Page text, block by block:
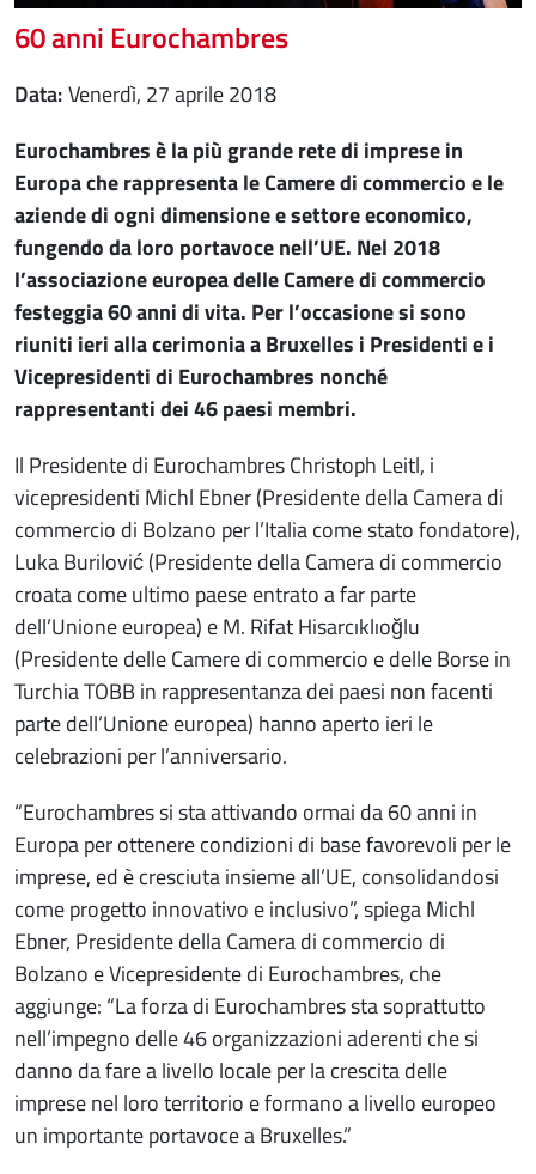
60 anni Eurochambres
Data
venerdì, 27 aprile 2018
Eurochambres è la più grande rete di imprese in
Europa che rappresenta le Camere di commercio e le
aziende di ogni dimensione e settore economico,
fungendo da loro portavoce nell’UE. Nel 2018
l’associazione europea delle Camere di commercio
festeggia 60 anni di vita. Per l’occasione si sono
riuniti ieri alla cerimonia a Bruxelles i Presidenti e i
Vicepresidenti di Eurochambres nonché
rappresentanti dei 46 paesi membri.
Il Presidente di Eurochambres Christoph Leitl, i
vicepresidenti Michl Ebner (Presidente della Camera di
commercio di Bolzano per l’Italia come stato fondatore),
Luka Burilović (Presidente della Camera di commercio
croata come ultimo paese entrato a far parte
dell’Unione europea) e M. Rifat Hisarcıklıoğlu
(Presidente delle Camere di commercio e delle Borse in
Turchia TOBB in rappresentanza dei paesi non facenti
parte dell’Unione europea) hanno aperto ieri le
celebrazioni per l’anniversario.
“Eurochambres si sta attivando ormai da 60 anni in
Europa per ottenere condizioni di base favorevoli per le
imprese, ed è cresciuta insieme all’UE, consolidandosi
come progetto innovativo e inclusivo”, spiega Michl
Ebner, Presidente della Camera di commercio di
Bolzano e Vicepresidente di Eurochambres, che
aggiunge: “La forza di Eurochambres sta soprattutto
nell’impegno delle 46 organizzazioni aderenti che si
danno da fare a livello locale per la crescita delle
imprese nel loro territorio e formano a livello europeo
un importante portavoce a Bruxelles.”